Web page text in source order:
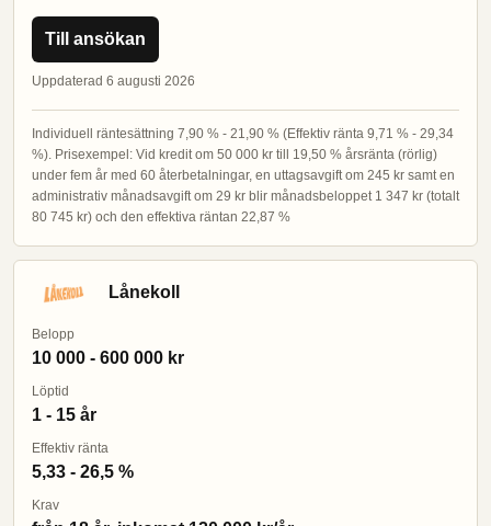
Till ansökan
Uppdaterad 6 augusti 2026
Individuell räntesättning 7,90 % - 21,90 % (Effektiv ränta 9,71 % - 29,34
%). Prisexempel: Vid kredit om 50 000 kr till 19,50 % årsränta (rörlig)
under fem år med 60 återbetalningar, en uttagsavgift om 245 kr samt en
administrativ månadsavgift om 29 kr blir månadsbeloppet 1 347 kr (totalt
80 745 kr) och den effektiva räntan 22,87 %
Lånekoll
Belopp
10 000 - 600 000 kr
Löptid
1 - 15 år
Effektiv ränta
5,33 - 26,5 %
Krav